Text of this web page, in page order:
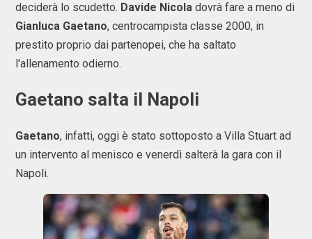
deciderà lo scudetto. Davide Nicola dovrà fare a meno di
Gianluca Gaetano, centrocampista classe 2000, in
prestito proprio dai partenopei, che ha saltato
l'allenamento odierno.
Gaetano salta il Napoli
Gaetano, infatti, oggi è stato sottoposto a Villa Stuart ad
un intervento al menisco e venerdì salterà la gara con il
Napoli.